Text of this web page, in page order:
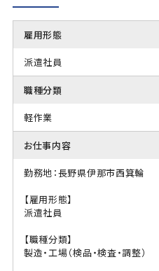
雇用形態
派遣社員
職種分類
軽作業
お仕事内容
勤務地：長野県伊那市西箕輪
【雇用形態】
派遣社員
【職種分類】
製造・工場（検品・検査・調整）